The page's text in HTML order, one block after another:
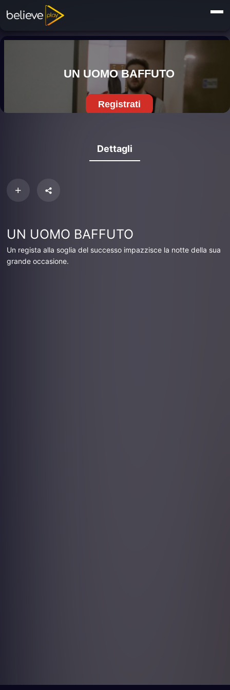
Dettagli
UN UOMO BAFFUTO
Un regista alla soglia del successo impazzisce la notte della sua
grande occasione.